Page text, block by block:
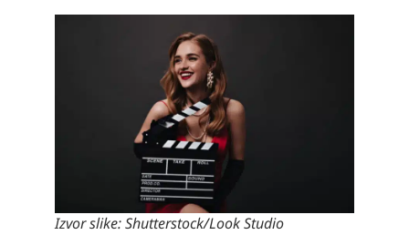
Izvor slike: Shutterstock/Look Studio